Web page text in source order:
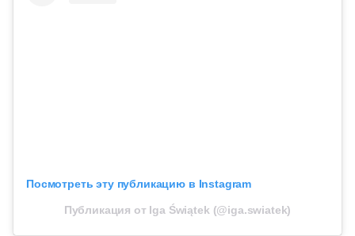
Посмотреть эту публикацию в Instagram
Публикация от Iga Świątek (@iga.swiatek)